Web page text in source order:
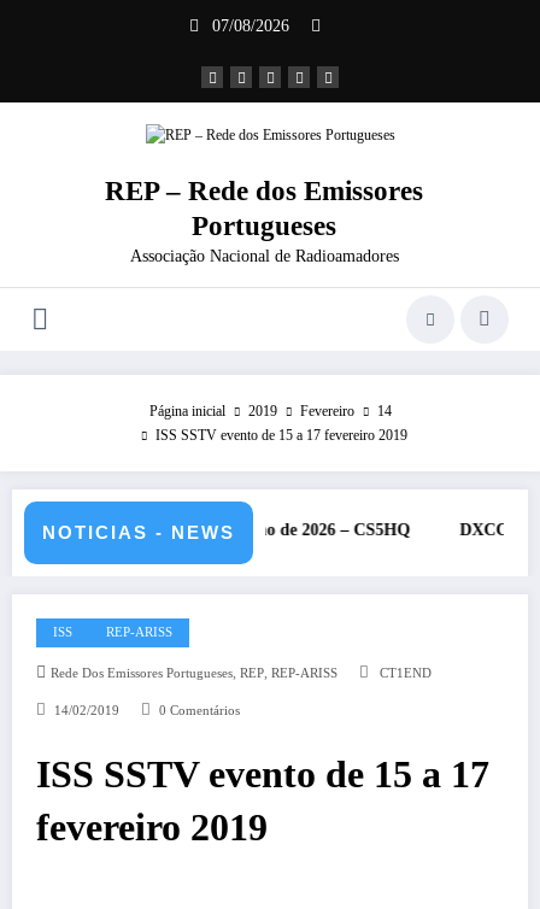
07/08/2026
REP – Rede dos Emissores
Portugueses
Associação Nacional de Radioamadores
Página inicial 2019 Fevereiro
14
ISS SSTV evento de 15 a 17 fevereiro 2019
NOTICIAS - NEWS
da IARU – 11 e 12 de julho de 2026 – CS5HQ DXCC –
ISS REP-ARISS
Rede Dos Emissores Portugueses, REP, REP-ARISS CT1END
14/02/2019 0 Comentários
ISS SSTV evento de 15 a 17
fevereiro 2019